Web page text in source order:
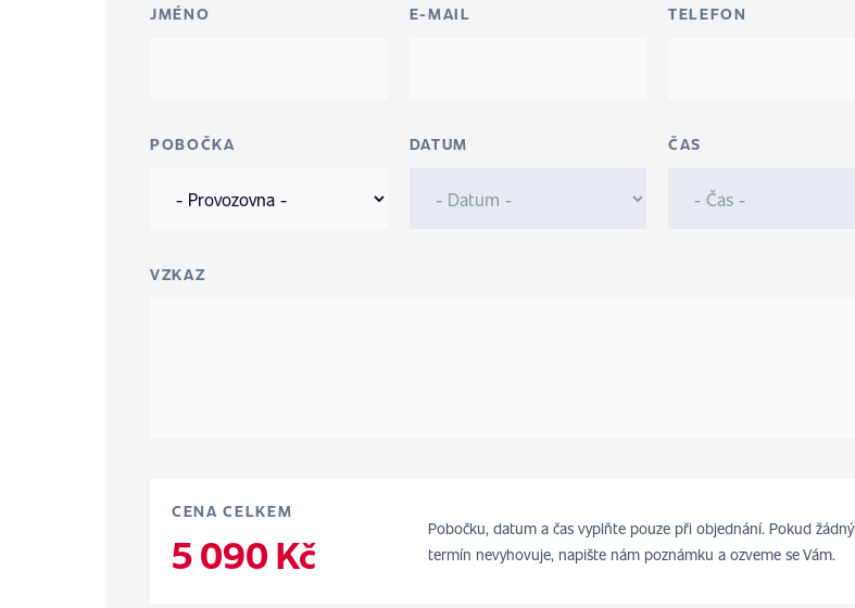
JMÉNO E-MAIL TELEFON
POBOČKA DATUM ČAS
VZKAZ
CENA CELKEM
5 090 Kč
Pobočku, datum a čas vyplňte pouze při objednání. Pokud žádný
termín nevyhovuje, napište nám poznámku a ozveme se Vám.